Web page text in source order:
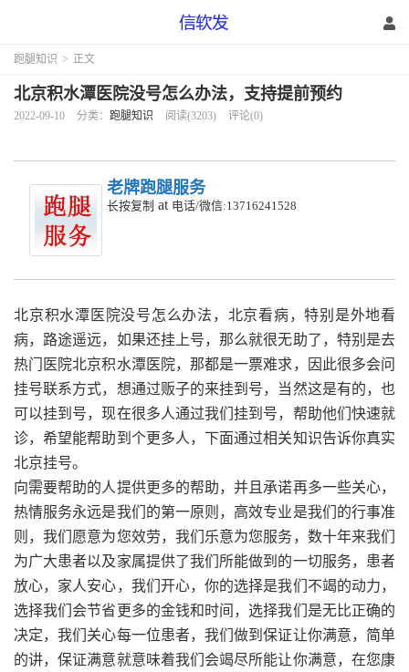
跑腿知识 > 正文
北京积水潭医院没号怎么办法，支持提前预约
2022-09-10 分类： 跑腿知识 阅读(3203) 评论(0)
老牌跑腿服务
长按复制 at 电话/微信:13716241528
北京积水潭医院没号怎么办法，北京看病，特别是外地看
病，路途遥远，如果还挂上号，那么就很无助了，特别是去
热门医院北京积水潭医院，那都是一票难求，因此很多会问
挂号联系方式，想通过贩子的来挂到号，当然这是有的，也
可以挂到号，现在很多人通过我们挂到号，帮助他们快速就
诊，希望能帮助到个更多人，下面通过相关知识告诉你真实
北京挂号。
向需要帮助的人提供更多的帮助，并且承诺再多一些关心，
热情服务永远是我们的第一原则，高效专业是我们的行事准
则，我们愿意为您效劳，我们乐意为您服务，数十年来我们
为广大患者以及家属提供了我们所能做到的一切服务，患者
放心，家人安心，我们开心，你的选择是我们不竭的动力，
选择我们会节省更多的金钱和时间，选择我们是无比正确的
决定，我们关心每一位患者，我们做到保证让你满意，简单
的讲，保证满意就意味着我们会竭尽所能让你满意，在您康